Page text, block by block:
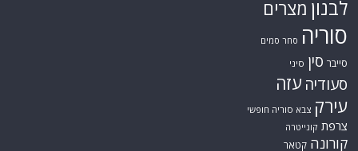
לבנון מצרים
סוריה סחר סמים
סייבר סין סיני
סעודיה עזה
עירק צבא סוריה חופשי
צרפת קונייטרה
קורונה קטאר